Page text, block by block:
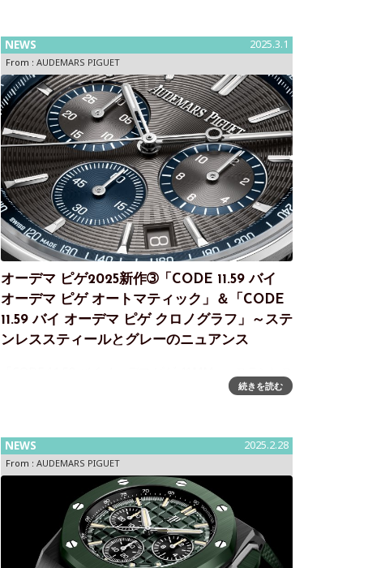
ルロジュリー マニュファ
NEWS 2025.3.1
From : AUDEMARS PIGUET
オーデマ ピゲ2025新作➂「CODE 11.59 バイ
オーデマ ピゲ オートマティック」＆「CODE
11.59 バイ オーデマ ピゲ クロノグラフ」～ステ
ンレススティールとグレーのニュアンス
スティールとグレーのニュアンスオーデマ ピゲは、
続きを読む
NEWS 2025.2.28
From : AUDEMARS PIGUET